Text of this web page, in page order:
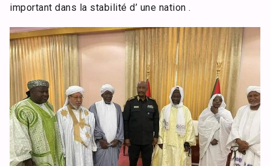
important dans la stabilité d’ une nation .